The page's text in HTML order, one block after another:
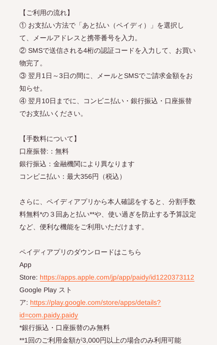
【ご利用の流れ】
① お支払い方法で「あと払い（ペイディ）」を選択し
て、メールアドレスと携帯番号を入力。
② SMSで送信される4桁の認証コードを入力して、お買い
物完了。
③ 翌月1日～3日の間に、メールとSMSでご請求金額をお
知らせ。
④ 翌月10日までに、コンビニ払い・銀行振込・口座振替
でお支払いください。
【手数料について】
口座振替:：無料
銀行振込：金融機関により異なります
コンビニ払い：最大356円（税込）
さらに、ペイディアプリから本人確認をすると、分割手数
料無料*の３回あと払い**や、使い過ぎを防止する予算設定
など、便利な機能をご利用いただけます。
ペイディアプリのダウンロードはこちら
App
Store: https://apps.apple.com/jp/app/paidy/id1220373112
Google Play スト
ア: https://play.google.com/store/apps/details?
id=com.paidy.paidy
*銀行振込・口座振替のみ無料
**1回のご利用金額が3,000円以上の場合のみ利用可能